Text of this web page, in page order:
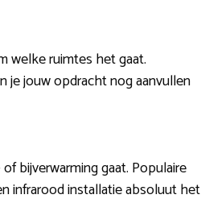
welke ruimtes het gaat.
je jouw opdracht nog aanvullen
bijverwarming gaat. Populaire
infrarood installatie absoluut het